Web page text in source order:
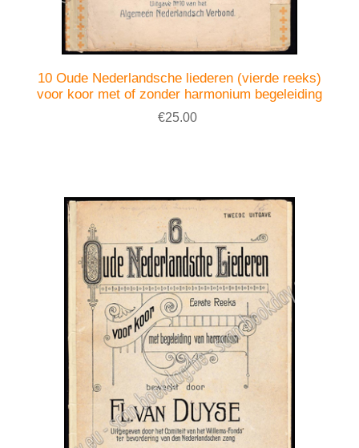
10 Oude Nederlandsche liederen (vierde reeks)
voor koor met of zonder harmonium begeleiding
€25.00